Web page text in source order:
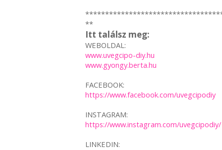
**
Itt találsz meg:
WEBOLDAL:
www.uvegcipo-diy.hu
www.gyongy.berta.hu
FACEBOOK:
https://www.facebook.com/uvegcipodiy
INSTAGRAM:
https://www.instagram.com/uvegcipodiy/
LINKEDIN: